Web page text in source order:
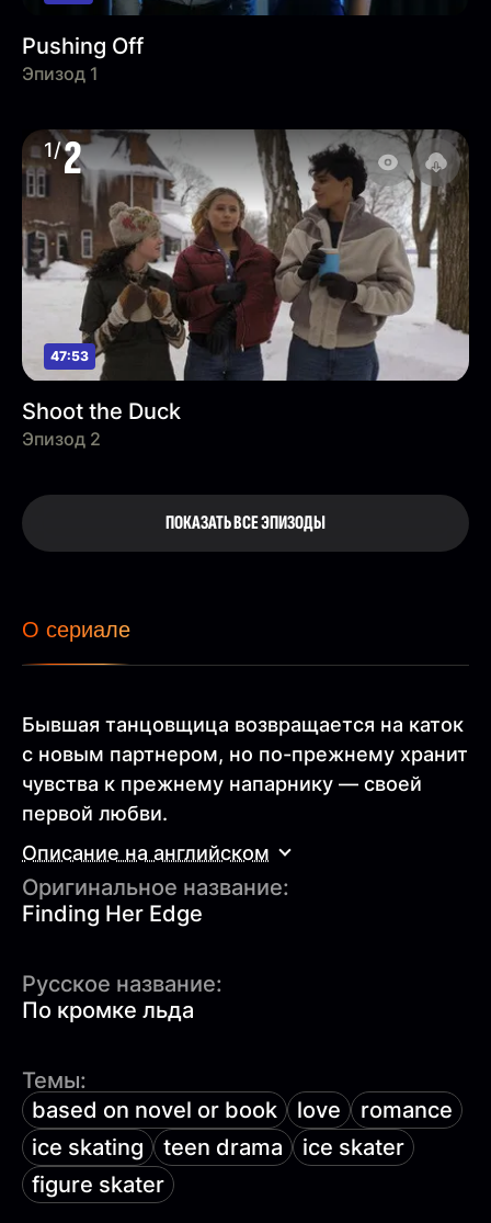
Pushing Off
Эпизод 1
1/2
47:53
Shoot the Duck
Эпизод 2
ПОКАЗАТЬ ВСЕ ЭПИЗОДЫ
О сериале
Бывшая танцовщица возвращается на каток
с новым партнером, но по-прежнему хранит
чувства к прежнему напарнику — своей
первой любви.
Описание на английском
Оригинальное название:
Finding Her Edge
Русское название:
По кромке льда
Темы:
based on novel or book
love
romance
ice skating
teen drama
ice skater
figure skater